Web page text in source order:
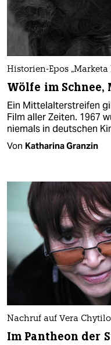
Historien-Epos „Marketa
Wölfe im Schnee,
Ein Mittelalterstreifen
Film aller Zeiten. 1967
niemals in deutschen
Von Katharina Granzin
Nachruf auf Vera
Im Pantheon der